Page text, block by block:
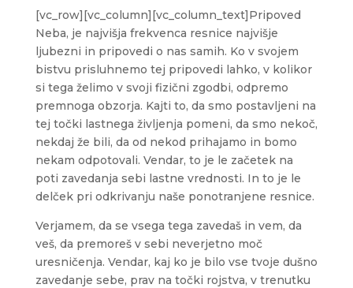
[vc_row][vc_column][vc_column_text]Pripoved
Neba, je najvišja frekvenca resnice najvišje
ljubezni in pripovedi o nas samih. Ko v svojem
bistvu prisluhnemo tej pripovedi lahko, v kolikor
si tega želimo v svoji fizični zgodbi, odpremo
premnoga obzorja. Kajti to, da smo postavljeni na
tej točki lastnega življenja pomeni, da smo nekoč,
nekdaj že bili, da od nekod prihajamo in bomo
nekam odpotovali. Vendar, to je le začetek na
poti zavedanja sebi lastne vrednosti. In to je le
delček pri odkrivanju naše ponotranjene resnice.
Verjamem, da se vsega tega zavedaš in vem, da
veš, da premoreš v sebi neverjetno moč
uresničenja. Vendar, kaj ko je bilo vse tvoje dušno
zavedanje sebe, prav na točki rojstva, v trenutku